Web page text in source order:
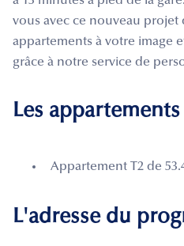
vous avec ce nouveau projet
appartements à votre image
grâce à notre service de
Les
Appartement T2 de
L'adresse du